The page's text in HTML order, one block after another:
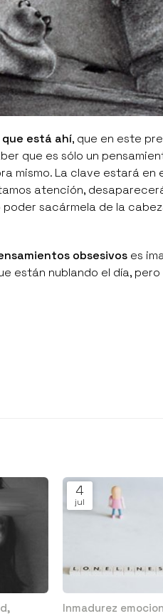
está ahí, que en este
que es sólo un
mismo. La clave estará en
atención,
sacármela de la
obsesivos es
están nublando el día,
4
jul
Inmadurez